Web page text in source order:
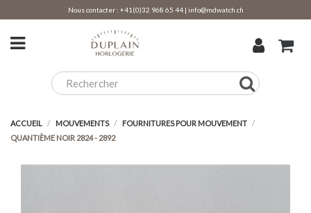
Nous contacter : +41(0)32 968 65 44| info@mdwatch.ch
ACCUEIL MOUVEMENTS
FOURNITURES POUR MOUVEMENT
QUANTIÈME NOIR 2824 - 2892